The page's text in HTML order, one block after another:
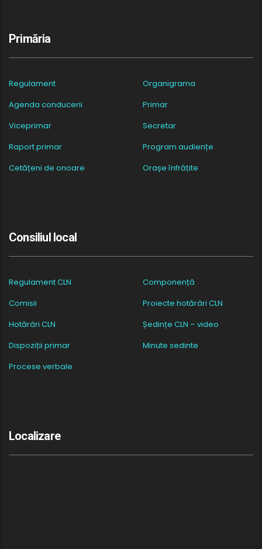
Primăria
Regulament
Organigrama
Agenda conducerii
Primar
Viceprimar
Secretar
Raport primar
Program audiențe
Cetățeni de onoare
Orașe înfrățite
Consiliul local
Regulament CLN
Componență
Comisii
Proiecte hotărâri CLN
Hotărâri CLN
Ședințe CLN – video
Dispoziții primar
Minute sedinte
Procese verbale
Localizare